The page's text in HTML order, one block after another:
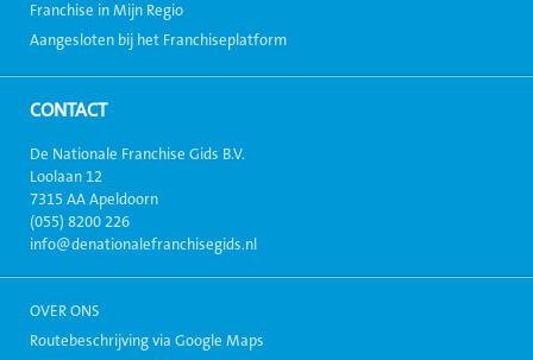
Franchise in Mijn Regio
Aangesloten bij het Franchiseplatform
CONTACT
De Nationale Franchise Gids B.V.
Loolaan 12
7315 AA Apeldoorn
(055) 8200 226
info@denationalefranchisegids.nl
OVER ONS
Routebeschrijving via Google Maps